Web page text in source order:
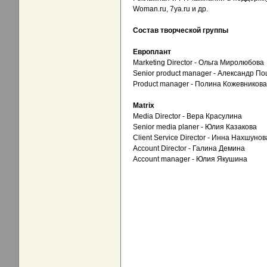
Woman.ru, 7ya.ru и др.
Состав творческой группы
Европлант
Marketing Director - Ольга Миролюбова
Senior product manager - Александр
Product manager - Полина Кожевникова
Matrix
Media Director - Вера Красулина
Senior media planer - Юлия Казакова
Client Service Director - Инна
Account Director - Галина Демина
Account manager - Юлия Якушина